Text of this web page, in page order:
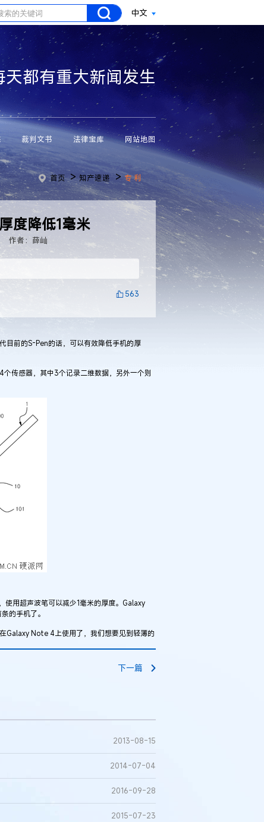
中文
天都有重大新闻发生
裁判文书 法律宝库 网站地图
首页 >知产速递 >专 利
度降低1毫米
作者：薛屾
563
前的S-Pen的话，可以有效降低手机的厚
传感器，其中3个记录二维数据，另外一个则
用超声波笔可以减少1毫米的厚度。Galaxy
的手机了。
Note 4上使用了，我们想要见到轻薄的
下一篇
2013-08-15
2014-07-04
2016-09-28
2015-07-23